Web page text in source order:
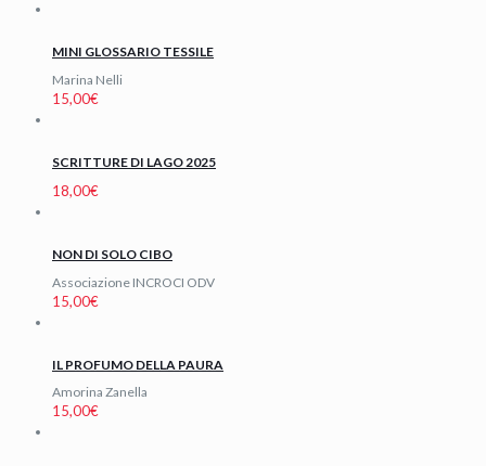
MINI GLOSSARIO TESSILE
Marina Nelli
15,00€
SCRITTURE DI LAGO 2025
18,00€
NON DI SOLO CIBO
Associazione INCROCI ODV
15,00€
IL PROFUMO DELLA PAURA
Amorina Zanella
15,00€